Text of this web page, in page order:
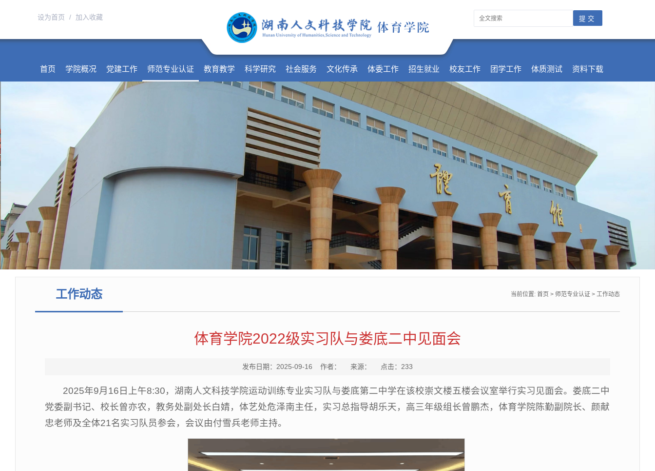
设为首页 / 加入收藏
首页 学院概况 党建工作 师范专业认证 教育教学 科学研究 社会服务 文化传承 体委工作 招生就业 校友工作 团学工作 体质测试 资料下载
工作动态 当前位置: 首页 > 师范专业认证 > 工作动态
体育学院2022级实习队与娄底二中见面会
发布日期：2025-09-16 作者： 来源： 点击： 233
2025年9月16日上午8:30，湖南人文科技学院运动训练专业实习队与娄底第二中学在该校崇文楼五楼会议室举行实习见面会。娄底二中
党委副书记、校长曾亦农，教务处副处长白婧，体艺处危泽南主任，实习总指导胡乐天，高三年级组长曾鹏杰，体育学院陈勤副院长、颜献
忠老师及全体21名实习队员参会，会议由付雪兵老师主持。